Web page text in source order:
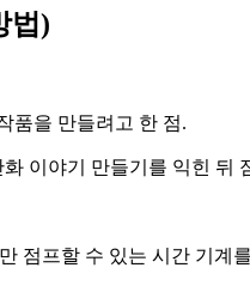
법)
품을 만들려고 한 점.
이야기 만들기를 익힌 뒤
점프할 수 있는 시간 기